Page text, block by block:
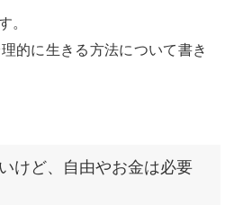
。
的に生きる方法について書き
けど、自由やお金は必要